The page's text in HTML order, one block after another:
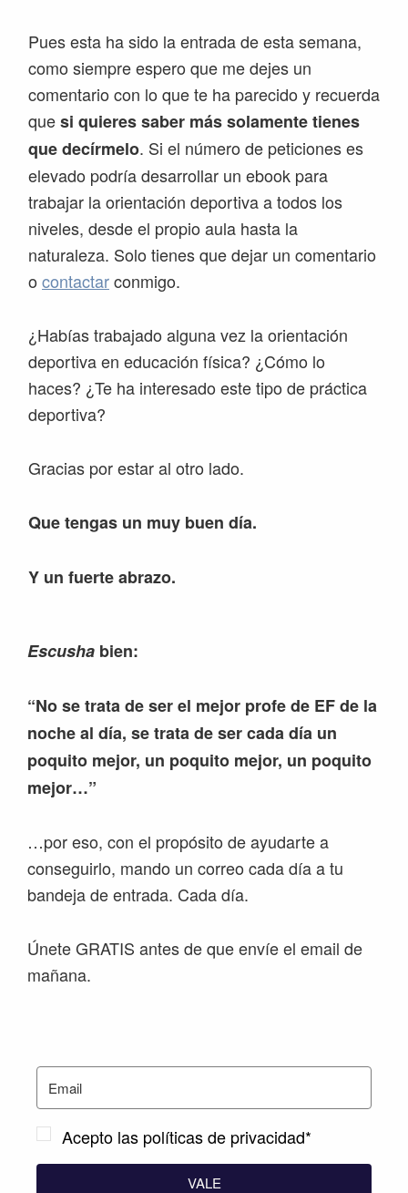
Pues esta ha sido la entrada de esta semana,
como siempre espero que me dejes un
comentario con lo que te ha parecido y recuerda
quesi quieres saber más solamente tienes
que decírmelo. Si el número de peticiones es
elevado podría desarrollar un ebook para
trabajar la orientación deportiva a todos los
niveles, desde el propio aula hasta la
naturaleza. Solo tienes que dejar un comentario
o contactarconmigo.
¿Habías trabajado alguna vez la orientación
deportiva en educación física? ¿Cómo lo
haces? ¿Te ha interesado este tipo de práctica
deportiva?
Gracias por estar al otro lado.
Que tengas un muy buen día.
Y un fuerte abrazo.
Escusha bien:
“No se trata de ser el mejor profe de EF de la
noche al día, se trata de ser cada día un
poquito mejor, un poquito mejor, un poquito
mejor…”
…por eso, con el propósito de ayudarte a
conseguirlo, mando un correo cada día a tu
bandeja de entrada. Cada día.
Únete GRATIS antes de que envíe el email de
mañana.
Acepto las políticas de privacidad*
VALE